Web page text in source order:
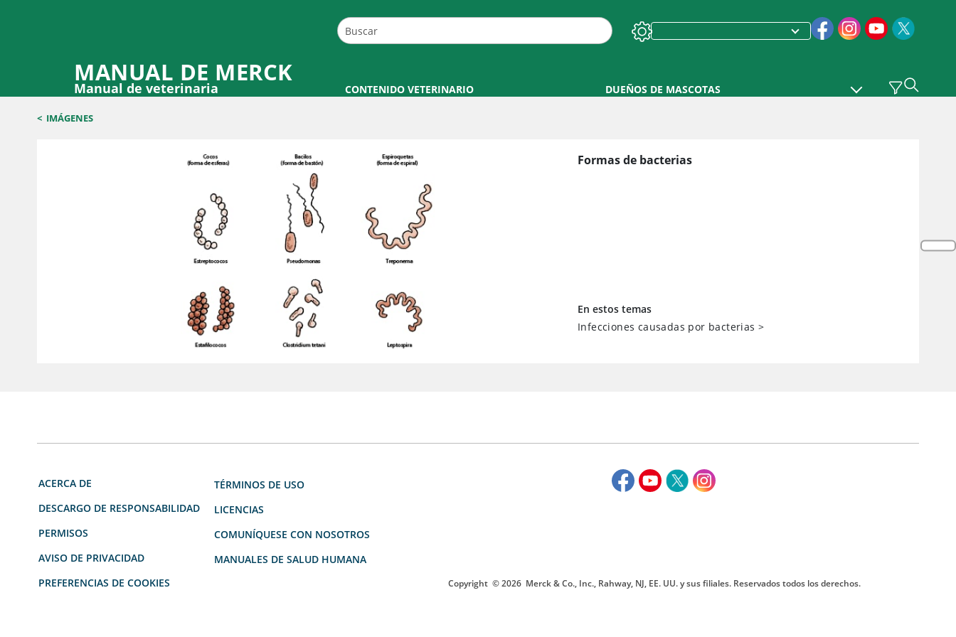
MANUAL DE MERCK
Manual de veterinaria CONTENIDO VETERINARIO DUEÑOS DE MASCOTAS
< IMÁGENES
Formas de bacterias
En estos temas
Infecciones causadas por bacterias >
ACERCA DE
DESCARGO DE RESPONSABILIDAD
PERMISOS
AVISO DE PRIVACIDAD
PREFERENCIAS DE COOKIES
TÉRMINOS DE USO
LICENCIAS
COMUNÍQUESE CON NOSOTROS
MANUALES DE SALUD HUMANA
Copyright © 2026 Merck & Co., Inc., Rahway, NJ, EE. UU. y sus filiales. Reservados todos los derechos.